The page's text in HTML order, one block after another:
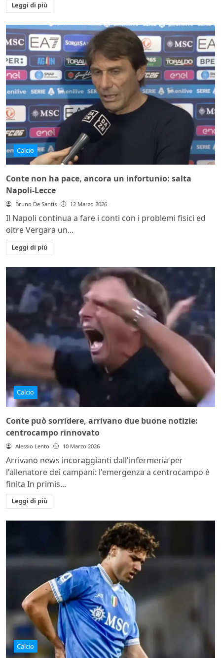
Leggi di più
Calcio
Conte non ha pace, ancora un infortunio: salta
Napoli-Lecce
Bruno De Santis 12 Marzo 2026
Il Napoli continua a fare i conti con i problemi fisici ed
oltre Vergara un...
Leggi di più
Calcio
Conte può sorridere, arrivano due buone notizie:
centrocampo rinnovato
Alessio Lento 10 Marzo 2026
Arrivano news incoraggianti dall'infermeria per
l'allenatore dei campani: l'emergenza a centrocampo è
finita In primis...
Leggi di più
Calcio